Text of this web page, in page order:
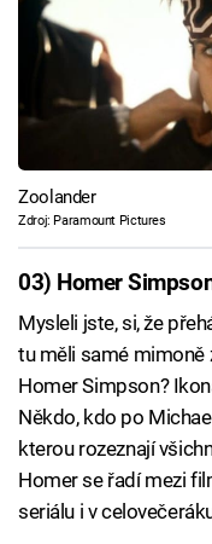
Zoolander
Zdroj: Paramount Pictures
03) Homer
Mysleli jste, si, že
tu měli samé mimoně
Homer Simpson?
Někdo, kdo po
kterou rozeznají
Homer se řadí mezi
seriálu i v